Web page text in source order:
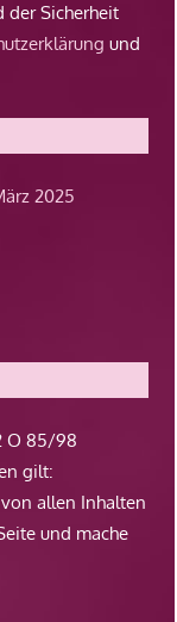
der Sicherheit
und
2025
O 85/98
gilt:
allen Inhalten
und mache